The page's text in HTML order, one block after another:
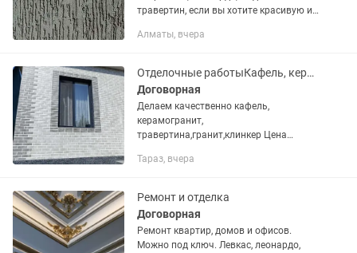
травертин, если вы хотите красивую и
сейчас звоните мне, Я могу вас
Алматы, вчера
Отделочные работыКафель, керамогранит,гранит,клинкер
Договорная
Делаем качественно кафель,
керамогранит,
травертина,гранит,клинкер Цена
самой работы делаем Клинкерная
и на пол апларата по...
Тараз, вчера
Ремонт и отделка
Договорная
Ремонт квартир, домов и офисов.
Можно под ключ. Левкас, леонардо,